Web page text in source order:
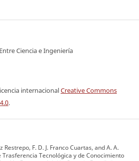
Ciencia e Ingeniería
internacionalCreative Commons
.
Restrepo, F. D. J. Franco Cuartas, and A. A.
Trasferencia Tecnológica y de Conocimiento